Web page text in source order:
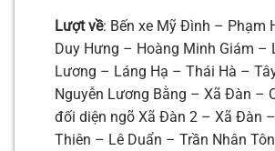
Lượt về: Bến xe Mỹ Đình – Phạm
Duy Hưng – Hoàng Minh Giám –
Lương – Láng Hạ – Thái Hà –
Nguyễn Lương Bằng – Xã Đàn –
đối diện ngõ Xã Đàn 2 – Xã Đàn
Thiên – Lê Duẩn – Trần Nhân